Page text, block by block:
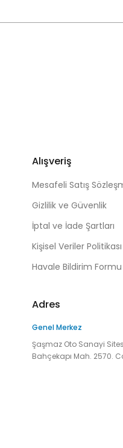
Alışveriş
Mesafeli Satış
Gizlilik ve Güvenlik
İptal ve İade Şartları
Kişisel Veriler Politikası
Havale Bildirim Formu
Adres
Genel Merkez
Şaşmaz Oto Sanayi
Bahçekapı Mah. 2570.